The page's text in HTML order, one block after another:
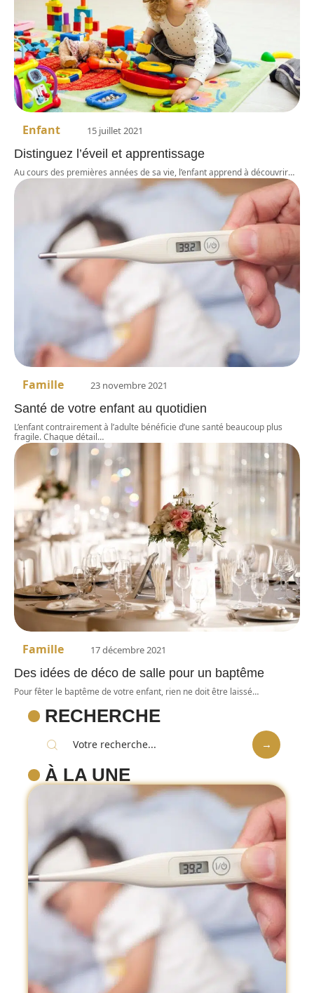
Enfant 15 juillet 2021
Distinguez l’éveil et apprentissage
Au cours des premières années de sa vie, l’enfant apprend à découvrir…
Famille 23 novembre 2021
Santé de votre enfant au quotidien
L’enfant contrairement à l’adulte bénéficie d’une santé beaucoup plus
fragile. Chaque détail…
Famille 17 décembre 2021
Des idées de déco de salle pour un baptême
Pour fêter le baptême de votre enfant, rien ne doit être laissé…
RECHERCHE
À LA UNE